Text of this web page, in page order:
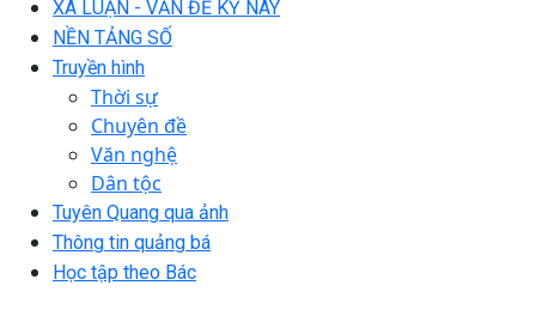
XÃ LUẬN - VẤN ĐỀ KỲ NÀY
NỀN TẢNG SỐ
Truyền hình
Thời sự
Chuyên đề
Văn nghệ
Dân tộc
Tuyên Quang qua ảnh
Thông tin quảng bá
Học tập theo Bác